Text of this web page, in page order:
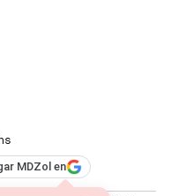
MDZol en